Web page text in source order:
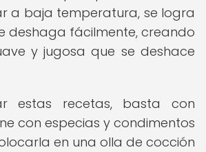
a baja temperatura, se logra
deshaga fácilmente, creando
y jugosa que se deshace
estas recetas, basta con
con especias y condimentos
en una olla de cocción